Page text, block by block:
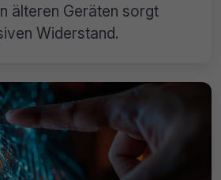
älteren Geräten sorgt
Widerstand.